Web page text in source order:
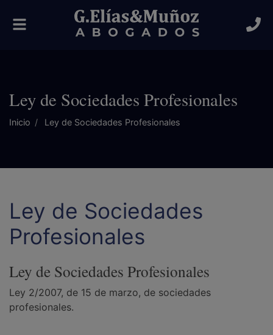
Alternar
navegación
Ley de Sociedades Profesionales
Inicio Ley de Sociedades Profesionales
Ley de Sociedades
Profesionales
Ley de Sociedades Profesionales
Ley 2/2007, de 15 de marzo, de sociedades
profesionales.